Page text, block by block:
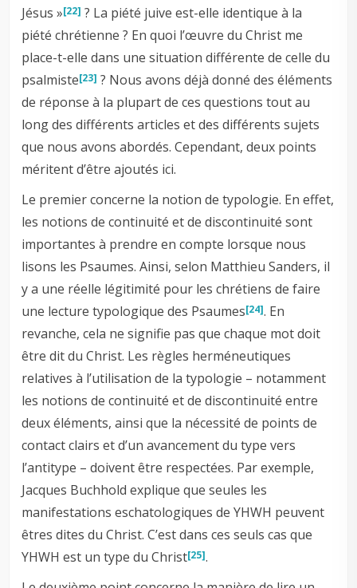
Jésus »[22] ? La piété juive est-elle identique à la
piété chrétienne ? En quoi l’œuvre du Christ me
place-t-elle dans une situation différente de celle du
psalmiste[23] ? Nous avons déjà donné des éléments
de réponse à la plupart de ces questions tout au
long des différents articles et des différents sujets
que nous avons abordés. Cependant, deux points
méritent d’être ajoutés ici.
Le premier concerne la notion de typologie. En effet,
les notions de continuité et de discontinuité sont
importantes à prendre en compte lorsque nous
lisons les Psaumes. Ainsi, selon Matthieu Sanders, il
y a une réelle légitimité pour les chrétiens de faire
une lecture typologique des Psaumes[24]. En
revanche, cela ne signifie pas que chaque mot doit
être dit du Christ. Les règles herméneutiques
relatives à l’utilisation de la typologie – notamment
les notions de continuité et de discontinuité entre
deux éléments, ainsi que la nécessité de points de
contact clairs et d’un avancement du type vers
l’antitype – doivent être respectées. Par exemple,
Jacques Buchhold explique que seules les
manifestations eschatologiques de YHWH peuvent
êtres dites du Christ. C’est dans ces seuls cas que
YHWH est un type du Christ[25].